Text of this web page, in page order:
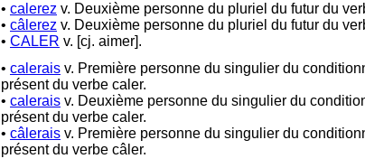
• calerez v. Deuxième personne du pluriel du futur du
• câlerez v. Deuxième personne du pluriel du futur du
• CALER v. [cj. aimer].
• calerais v. Première personne du singulier du
présent du verbe caler.
• calerais v. Deuxième personne du singulier du
présent du verbe caler.
• câlerais v. Première personne du singulier du
présent du verbe câler.